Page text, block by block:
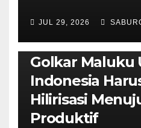
JUL 29, 2026
PENDIDIKAN & OLAHRAGA THE
Isi Materi LK-III
Golkar Maluku
Indonesia
Hilirisasi
Produktif